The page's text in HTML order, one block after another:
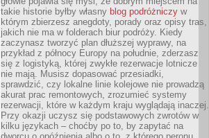
takie historie byłby własny blog podróżniczy w
którym zbierzesz anegdoty, porady oraz opisy tras,
jakich nie ma w folderach biur podróży. Kiedy
zaczynasz tworzyć plan dłuższej wyprawy, na
przykład z północy Europy na południe, zderzasz
się z logistyką, której zwykłe rezerwacje lotnicze
nie mają. Musisz dopasować przesiadki,
sprawdzić, czy lokalne linie kolejowe nie prowadzą
akurat prac remontowych, zrozumieć systemy
rezerwacji, które w każdym kraju wyglądają inaczej.
Przy okazji uczysz się podstawowych zwrotów w
kilku językach – choćby po to, by zapytać na